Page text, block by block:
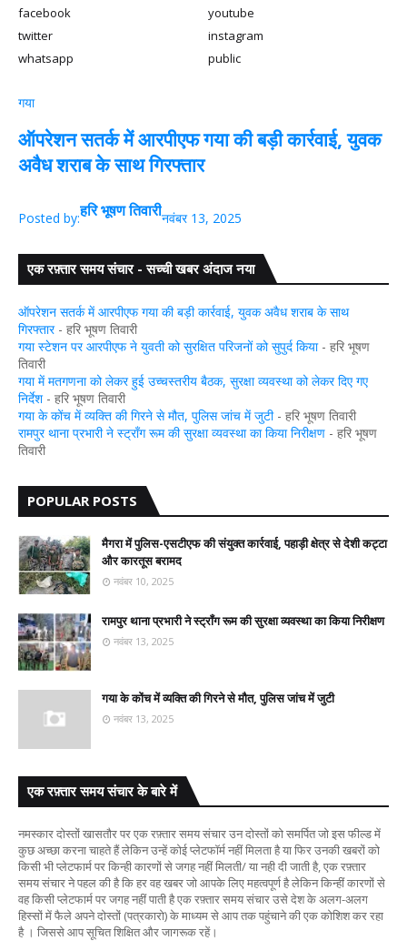
facebook
youtube
twitter
instagram
whatsapp
public
गया
ऑपरेशन सतर्क में आरपीएफ गया की बड़ी कार्रवाई, युवक
अवैध शराब के साथ गिरफ्तार
Posted by:हरि भूषण तिवारीनवंबर 13, 2025
एक रफ़्तार समय संचार - सच्ची खबर अंदाज नया
ऑपरेशन सतर्क में आरपीएफ गया की बड़ी कार्रवाई, युवक अवैध शराब के साथ
गिरफ्तार- हरि भूषण तिवारी
गया स्टेशन पर आरपीएफ ने युवती को सुरक्षित परिजनों को सुपुर्द किया- हरि भूषण
तिवारी
गया में मतगणना को लेकर हुई उच्चस्तरीय बैठक, सुरक्षा व्यवस्था को लेकर दिए गए
निर्देश- हरि भूषण तिवारी
गया के कोंच में व्यक्ति की गिरने से मौत, पुलिस जांच में जुटी- हरि भूषण तिवारी
रामपुर थाना प्रभारी ने स्ट्रॉंग रूम की सुरक्षा व्यवस्था का किया निरीक्षण - हरि भूषण
तिवारी
POPULAR POSTS
मैगरा में पुलिस-एसटीएफ की संयुक्त कार्रवाई, पहाड़ी क्षेत्र से देशी कट्टा
और कारतूस बरामद
नवंबर 10, 2025
रामपुर थाना प्रभारी ने स्ट्रॉंग रूम की सुरक्षा व्यवस्था का किया निरीक्षण
नवंबर 13, 2025
गया के कोंच में व्यक्ति की गिरने से मौत, पुलिस जांच में जुटी
नवंबर 13, 2025
एक रफ़्तार समय संचार के बारे में
नमस्कार दोस्तों खासतौर पर एक रफ़्तार समय संचार उन दोस्तों को समर्पित जो इस फील्ड में
कुछ अच्छा करना चाहते हैं लेकिन उन्हें कोई प्लेटफॉर्म नहीं मिलता है या फिर उनकी खबरों को
किसी भी प्लेटफार्म पर किन्ही कारणों से जगह नहीं मिलती/ या नही दी जाती है, एक रफ़्तार
समय संचार ने पहल की है कि हर वह खबर जो आपके लिए महत्वपूर्ण है लेकिन किन्हीं कारणों से
वह किसी प्लेटफार्म पर जगह नहीं पाती है एक रफ़्तार समय संचार उसे देश के अलग-अलग
हिस्सों में फैले अपने दोस्तों (पत्रकारो) के माध्यम से आप तक पहुंचाने की एक कोशिश कर रहा
है । जिससे आप सूचित शिक्षित और जागरूक रहें।